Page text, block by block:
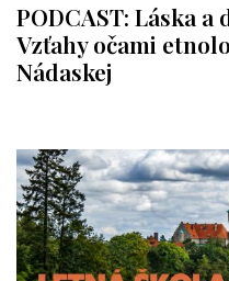
PODCAST: Láska
Vzťahy očami
Nádaskej